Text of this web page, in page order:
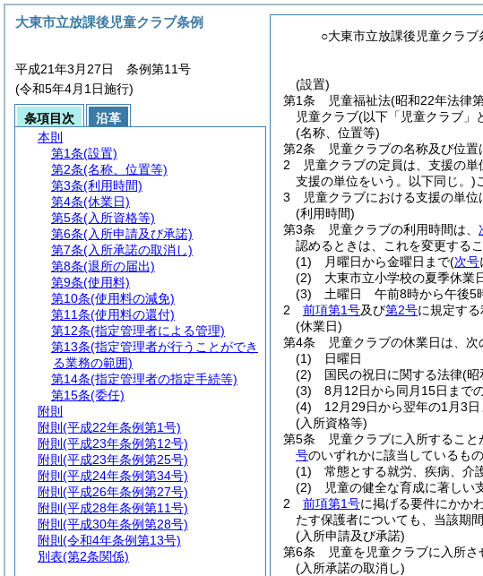
○大東市立放課後児童クラブ
(設置)
第1条
児童福祉法(昭和22年法律
児童クラブ(以下「児童クラブ」
(名称、位置等)
第2条
児童クラブの名称及び位置
2
児童クラブの定員は、支援の単
支援の単位をいう。以下同じ。)
3
児童クラブにおける支援の単位
(利用時間)
第3条
児童クラブの利用時間は、
認めるときは、これを変更するこ
(1)
月曜日から金曜日まで(次号
(2)
大東市立小学校の夏季休業
(3)
土曜日 午前8時から午後5
2
前項第1号及び第2号に規定す
(休業日)
第4条
児童クラブの休業日は、次
(1)
日曜日
(2)
国民の祝日に関する法律(昭
(3)
8月12日から同月15日まで
(4)
12月29日から翌年の1月3日
(入所資格等)
第5条
児童クラブに入所するこ
号のいずれかに該当しているもの
(1)
常態とする就労、疾病、介
(2)
児童の健全な育成に著しい
2
前項第1号に掲げる要件にかか
たす保護者についても、当該期
(入所申請及び承諾)
第6条
児童を児童クラブに入所
(入所承諾の取消し)
大東市立放課後児童クラブ条例
平成21年3月27日 条例第11号
(令和5年4月1日施行)
条項目次
沿革
本則
第1条(設置)
第2条(名称、位置等)
第3条(利用時間)
第4条(休業日)
第5条(入所資格等)
第6条(入所申請及び承諾)
第7条(入所承諾の取消し)
第8条(退所の届出)
第9条(使用料)
第10条(使用料の減免)
第11条(使用料の還付)
第12条(指定管理者による管理)
第13条(指定管理者が行うことができ
る業務の範囲)
第14条(指定管理者の指定手続等)
第15条(委任)
附則
附則 (平成22年条例第1号)
附則 (平成23年条例第12号)
附則 (平成23年条例第25号)
附則 (平成24年条例第34号)
附則 (平成26年条例第27号)
附則 (平成28年条例第11号)
附則 (平成30年条例第28号)
附則 (令和4年条例第13号)
別表(第2条関係)